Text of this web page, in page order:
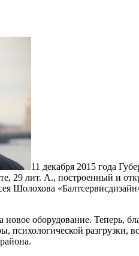
11 декабря 2015 года
29 лит. А., построенный и
Шолохова
оборудование. Теперь,
психологической